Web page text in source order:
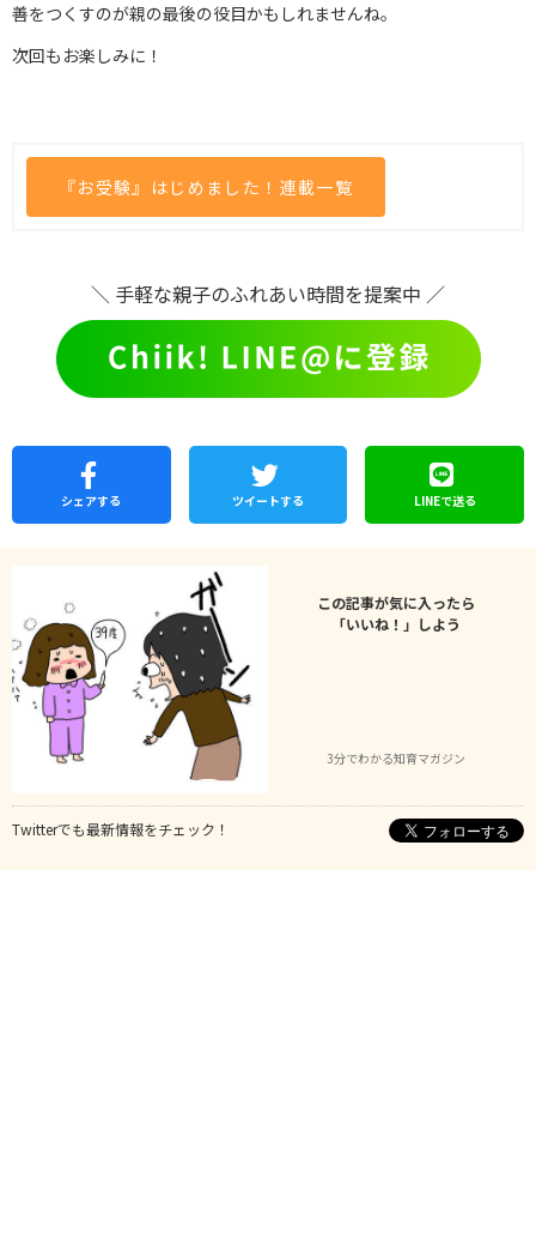
善をつくすのが親の最後の役目かもしれませんね。
次回もお楽しみに！
『お受験』はじめました！連載一覧
＼ 手軽な親子のふれあい時間を提案中 ／
シェアする ツイートする LINEで送る
この記事が気に入ったら
「いいね！」しよう
3分でわかる知育マガジン
Twitterでも最新情報をチェック！